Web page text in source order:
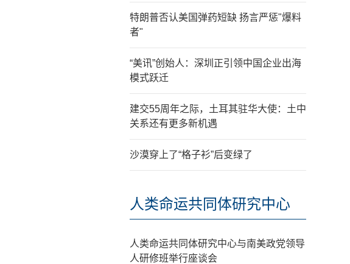
特朗普否认美国弹药短缺 扬言严惩"爆料
者"
“美讯”创始人：深圳正引领中国企业出海
模式跃迁
建交55周年之际，土耳其驻华大使：土中
关系还有更多新机遇
沙漠穿上了“格子衫”后变绿了
人类命运共同体研究中心
人类命运共同体研究中心与南美政党领导
人研修班举行座谈会